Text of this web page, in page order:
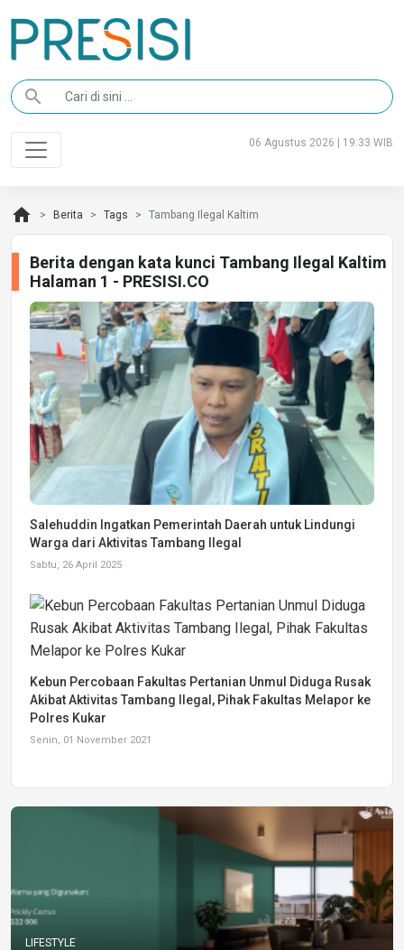
search
06 Agustus 2026 | 19:33 WIB
home Berita Tags Tambang Ilegal Kaltim
Berita dengan kata kunci Tambang Ilegal Kaltim
Halaman 1 - PRESISI.CO
Salehuddin Ingatkan Pemerintah Daerah untuk Lindungi
Warga dari Aktivitas Tambang Ilegal
Sabtu, 26 April 2025
Kebun Percobaan Fakultas Pertanian Unmul Diduga Rusak
Akibat Aktivitas Tambang Ilegal, Pihak Fakultas Melapor ke
Polres Kukar
Senin, 01 November 2021
LIFESTYLE